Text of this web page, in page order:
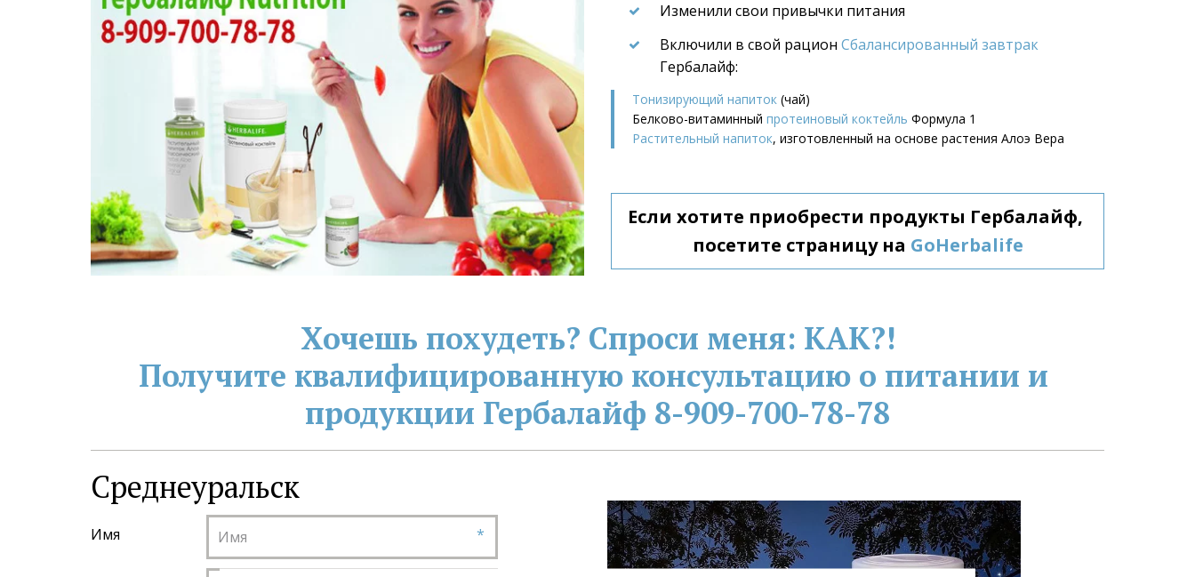
Изменили свои привычки питания
Включили в свой рацион Сбалансированный завтрак
Гербалайф:
Тонизирующий напиток (чай)
Белково-витаминный протеиновый коктейль Формула 1
Растительный напиток, изготовленный на основе растения Алоэ Вера
Если хотите приобрести продукты Гербалайф,
посетите страницу на GoHerbalife
Хочешь похудеть? Спроси меня: КАК?!
Получите квалифицированную консультацию о питании и
продукции Гербалайф 8-909-700-78-78
Среднеуральск
Имя *